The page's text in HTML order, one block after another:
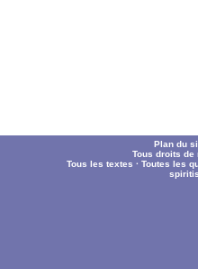
Plan du
Tous droits de
Tous les textes · Toutes les